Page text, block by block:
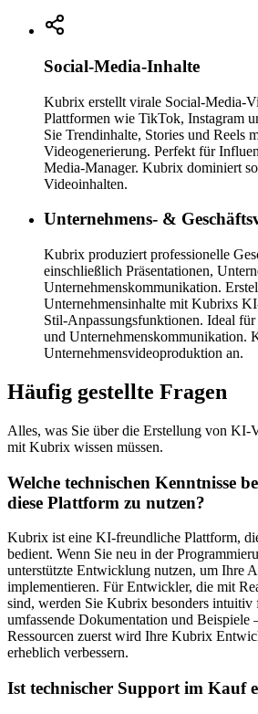
Social-Media-Inhalte
Kubrix erstellt virale Social-Media-
Plattformen wie TikTok, Instagram
Sie Trendinhalte, Stories und Reels
Videogenerierung. Perfekt für
Media-Manager. Kubrix dominiert
Videoinhalten.
Unternehmens- &
Kubrix produziert professionelle
einschließlich Präsentationen,
Unternehmenskommunikation.
Unternehmensinhalte mit Kubrixs
Stil-Anpassungsfunktionen. Ideal
und Unternehmenskommunikation.
Unternehmensvideoproduktion an.
Häufig gestellte Fragen
Alles, was Sie über die Erstellung von KI-
mit Kubrix wissen müssen.
Welche technischen Kenntnisse
diese Plattform zu nutzen?
Kubrix ist eine KI-freundliche Plattform,
bedient. Wenn Sie neu in der
unterstützte Entwicklung nutzen, um Ihre
implementieren. Für Entwickler, die mit
sind, werden Sie Kubrix besonders intuitiv
umfassende Dokumentation und Beispiele
Ressourcen zuerst wird Ihre Kubrix
erheblich verbessern.
Ist technischer Support im Kauf